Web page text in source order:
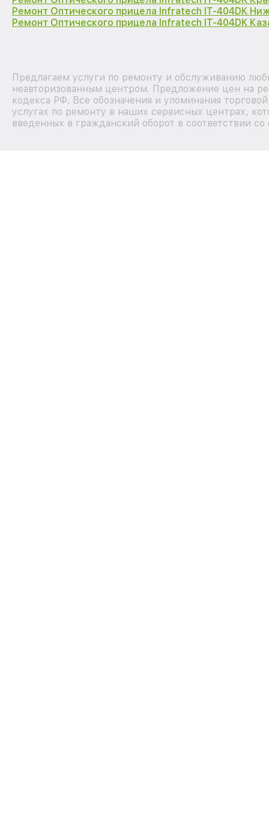
Ремонт Оптического прицела Infratech IT-404DK
Ремонт Оптического прицела Infratech IT-404DK
Предлагаем услуги по ремонту и обслуживанию
неавторизованным центром. Предложение цен на
кодекса РФ. Все обозначения и упоминания
услугах по ремонту в наших сервисных центрах,
введенных в гражданский оборот в соответствии